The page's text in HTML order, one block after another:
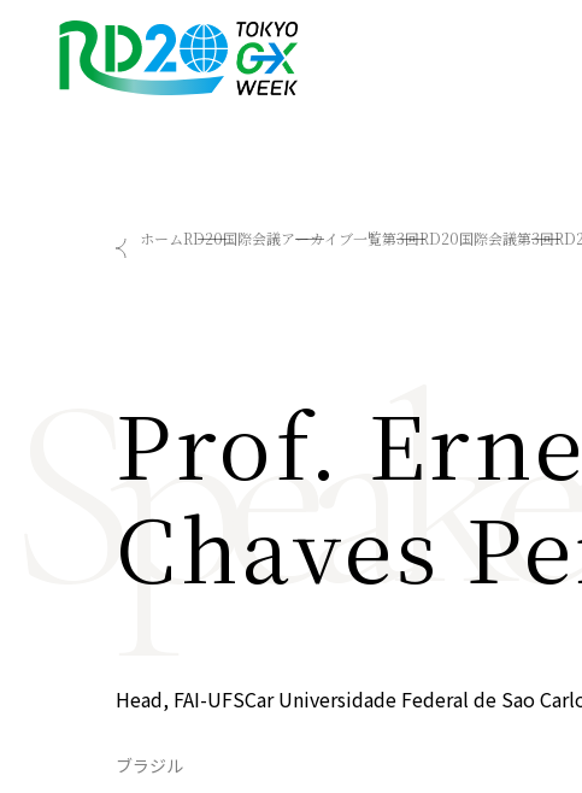
RD20を知る 会議成果物
関連イベント
2026 AI for Energy Workshop
サマースクール2026
サマースクール2025
COP29ジャパンパビリオンセミナー
イベント一覧
ハイライト
お知らせ
ホームRD20国際会議アーカイブ一覧第3回RD20国際会議第3回
Prof.
Chaves
Head, FAI-UFSCar Universidade Federal de Sao
ブラジル